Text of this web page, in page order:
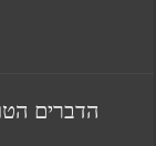
4 הדברים